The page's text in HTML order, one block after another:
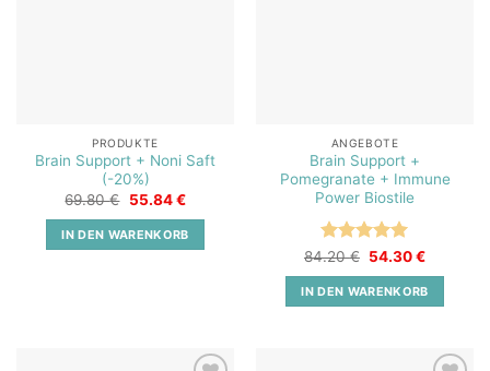
PRODUKTE
Brain Support + Noni Saft
(-20%)
69.80€ Ursprünglicher
war:
69.80 €
55.84€Aktueller
ist:
55.84 €.
IN DEN WARENKORB
ANGEBOTE
Brain Support +
Pomegranate + Immune
Power Biostile
Bewertet
mit5von
5
84.20€ Ursprünglicher
war:
84.20 €
54.30€Aktueller
ist:
54.30 €.
IN DEN WARENKORB